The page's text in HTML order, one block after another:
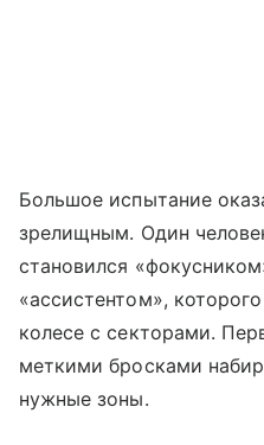
Большое испытание
зрелищным. Один
становился
«ассистентом»,
колесе с секторами.
меткими бросками
нужные зоны.